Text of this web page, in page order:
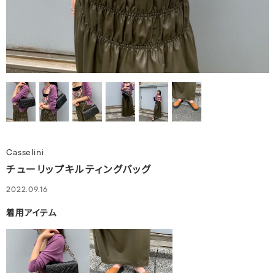
Casselini
チューリップキルティングバッグ
2022.09.16
着用アイテム